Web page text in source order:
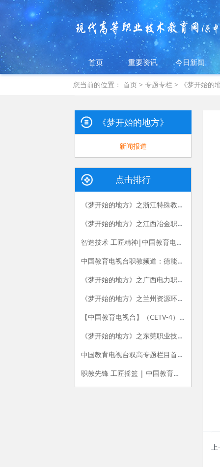
首页 重要资讯 今日新闻
您当前的位置：首页 >专题专栏 > 《梦开始的
《梦开始的地方》专栏
新闻报道
点击排行
《梦开始的地方》之浙江特殊教育职业学院
《梦开始的地方》之江西冶金职业技术学院
智造技术 工匠精神|中国教育电视台《双高100》栏目专题播出 《走进无锡职业技术学院》
中国教育电视台职教频道：德能实新育工匠 兴职精进铸品牌 ——CETV《双高100》栏目带您走进天津职业大学
《梦开始的地方》之广西电力职业技术学院
《梦开始的地方》之兰州资源环境职业技术大学
【中国教育电视台】（CETV-4）《双高100》栏目专题播出 《走进江苏农林职业技术学院》
《梦开始的地方》之东莞职业技术学院
中国教育电视台双高专题栏目首播陕西工院
职教先锋 工匠摇篮 | 中国教育电视台《双高100》栏目专题播出 《走进北京电子科技职业学院》